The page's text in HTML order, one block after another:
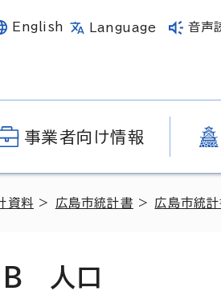
English Language 音声
事業者向け情報
資料 > 広島市統計書 > 広島市統計
B 人口